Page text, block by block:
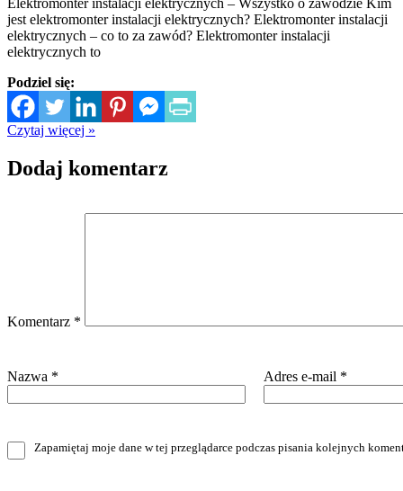
Elektromonter instalacji elektrycznych – Wszystko o zawodzie Kim
jest elektromonter instalacji elektrycznych? Elektromonter instalacji
elektrycznych – co to za zawód? Elektromonter instalacji
elektrycznych to
Podziel się:
Czytaj więcej »
Dodaj komentarz
Komentarz *
Nazwa * Adres e-mail *
Zapamiętaj moje dane w tej przeglądarce podczas pisania kolejnych